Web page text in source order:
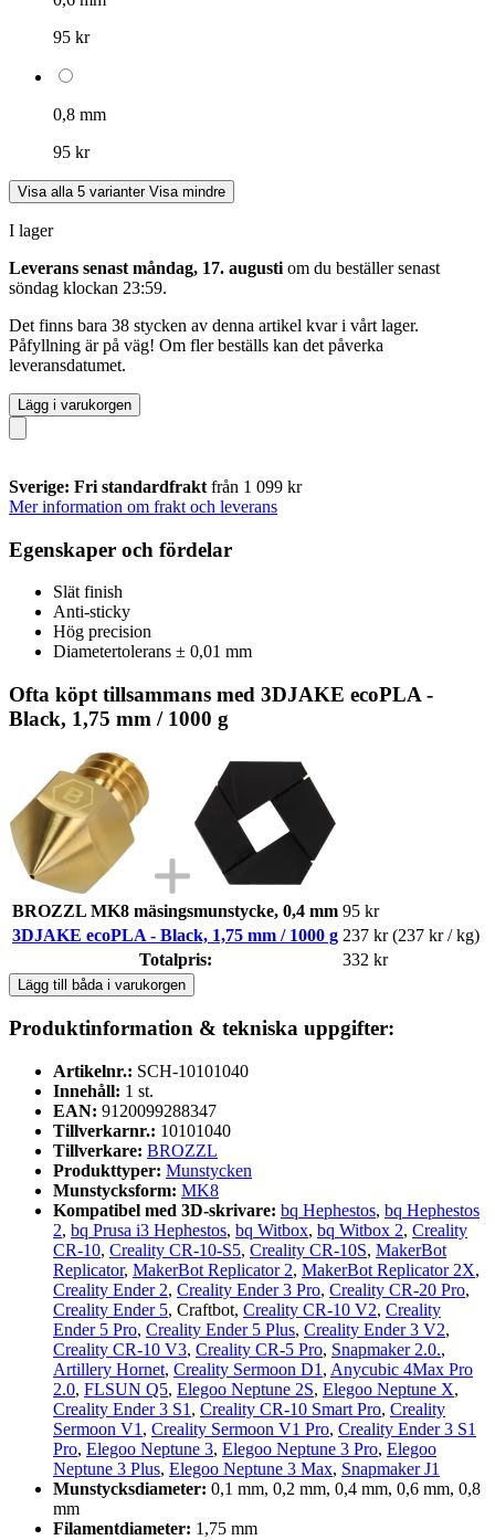
95 kr
0,8 mm
95 kr
Visa alla 5 varianter Visa mindre
I lager
Leverans senast måndag, 17. augusti om du beställer senast
söndag klockan 23:59.
Det finns bara 38 stycken av denna artikel kvar i vårt lager.
Påfyllning är på väg! Om fler beställs kan det påverka
leveransdatumet.
Lägg i varukorgen
Sverige: Fri standardfrakt från 1 099 kr
Mer information om frakt och leverans
Egenskaper och fördelar
Slät finish
Anti-sticky
Hög precision
Diametertolerans ± 0,01 mm
Ofta köpt tillsammans med 3DJAKE ecoPLA -
Black, 1,75 mm / 1000 g
BROZZL MK8 mäsingsmunstycke, 0,4 mm 95 kr
3DJAKE ecoPLA - Black, 1,75 mm / 1000 g 237 kr (237 kr / kg)
Totalpris:
332 kr
Lägg till båda i varukorgen
Produktinformation & tekniska uppgifter:
Artikelnr.: SCH-10101040
Innehåll: 1 st.
EAN: 9120099288347
Tillverkarnr.: 10101040
Tillverkare: BROZZL
Produkttyper: Munstycken
Munstycksform: MK8
Kompatibel med 3D-skrivare: bq Hephestos, bq Hephestos
2, bq Prusa i3 Hephestos, bq Witbox, bq Witbox 2, Creality
CR-10, Creality CR-10-S5, Creality CR-10S, MakerBot
Replicator, MakerBot Replicator 2, MakerBot Replicator 2X,
Creality Ender 2, Creality Ender 3 Pro, Creality CR-20 Pro,
Creality Ender 5, Craftbot, Creality CR-10 V2, Creality
Ender 5 Pro, Creality Ender 5 Plus, Creality Ender 3 V2,
Creality CR-10 V3, Creality CR-5 Pro, Snapmaker 2.0.,
Artillery Hornet, Creality Sermoon D1 , Anycubic 4Max Pro
2.0, FLSUN Q5, Elegoo Neptune 2S, Elegoo Neptune X,
Creality Ender 3 S1 , Creality CR-10 Smart Pro, Creality
Sermoon V1 , Creality Sermoon V1 Pro, Creality Ender 3 S1
Pro, Elegoo Neptune 3, Elegoo Neptune 3 Pro, Elegoo
Neptune 3 Plus, Elegoo Neptune 3 Max, Snapmaker J1
Munstycksdiameter: 0,1 mm, 0,2 mm, 0,4 mm, 0,6 mm, 0,8
mm
Filamentdiameter: 1,75 mm